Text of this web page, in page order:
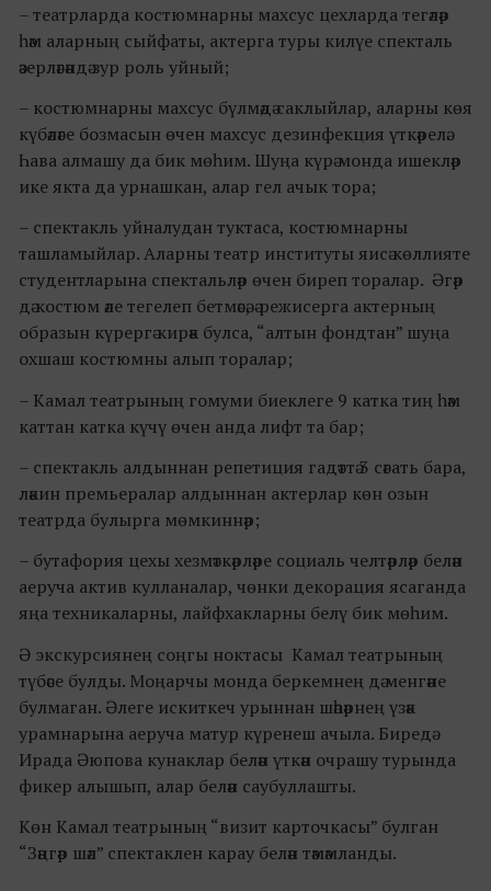
– театрларда костюмнарны махсус цехларда тегәләр
һәм аларның сыйфаты, актерга туры килүе спекталь
әзерләгәндә зур роль уйный;
– костюмнарны махсус бүлмәдә саклыйлар, аларны көя
күбәләге бозмасын өчен махсус дезинфекция үткәрелә.
Һава алмашу да бик мөһим. Шуңа күрә монда ишекләр
ике якта да урнашкан, алар гел ачык тора;
– спектакль уйналудан туктаса, костюмнарны
ташламыйлар. Аларны театр институты яисә көллияте
студентларына спектальләр өчен биреп торалар. Әгәр
дә костюм әле тегелеп бетмәсә, ә режисерга актерның
образын күрергә кирәк булса, “алтын фондтан” шуңа
охшаш костюмны алып торалар;
– Камал театрының гомуми биеклеге 9 катка тиң һәм
каттан катка күчү өчен анда лифт та бар;
– спектакль алдыннан репетиция гадәттә 3 сәгать бара,
ләкин премьералар алдыннан актерлар көн озын
театрда булырга мөмкиннәр;
– бутафория цехы хезмәткәрләре социаль челтәрләр белән
аеруча актив кулланалар, чөнки декорация ясаганда
яңа техникаларны, лайфхакларны белү бик мөһим.
Ә экскурсиянең соңгы ноктасы Камал театрының
түбәсе булды. Моңарчы монда беркемнең дә менгәне
булмаган. Әлеге искиткеч урыннан шәһәрнең үзәк
урамнарына аеруча матур күренеш ачыла. Биредә
Ирада Әюпова кунаклар белән үткән очрашу турында
фикер алышып, алар белән саубуллашты.
Көн Камал театрының “визит карточкасы” булган
“Зәңгәр шәл” спектаклен карау белән тәмәмланды.